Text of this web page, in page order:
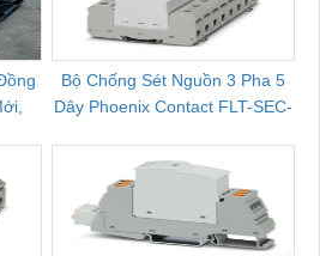
Bộ Chống Sét Nguồn 3 Pha 5
Dây Phoenix Contact FLT-SEC-